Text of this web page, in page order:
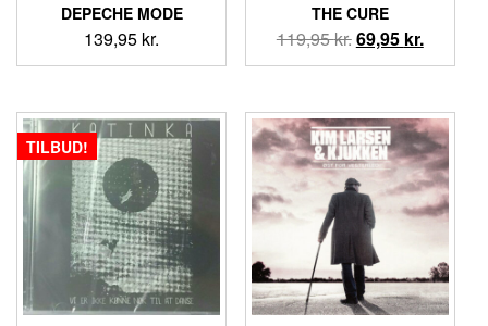
DEPECHE MODE
139,95 kr.
THE CURE
119,95kr.Den
oprindelige
var:
119,95 kr..
69,95 kr.Den
aktuelle
er:
69,95
TILBUD!